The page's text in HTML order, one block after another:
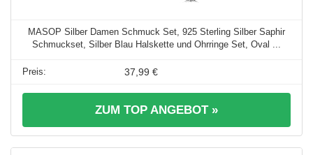
MASOP Silber Damen Schmuck Set, 925 Sterling Silber Saphir
Schmuckset, Silber Blau Halskette und Ohrringe Set, Oval ...
37,99 €
ZUM TOP ANGEBOT »